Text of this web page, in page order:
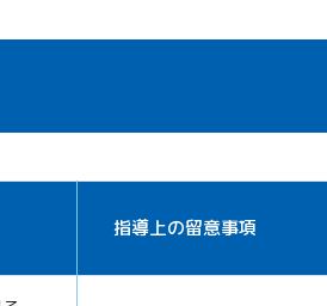
指導上の留意事項